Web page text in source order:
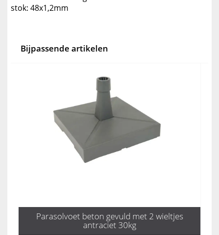
stok: 48x1,2mm
Bijpassende artikelen
Parasolvoet beton gevuld met 2 wieltjes
antraciet 30kg